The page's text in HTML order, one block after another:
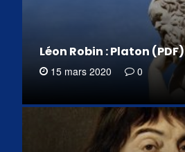
Léon Robin : Platon (PDF)
15 mars 2020 0